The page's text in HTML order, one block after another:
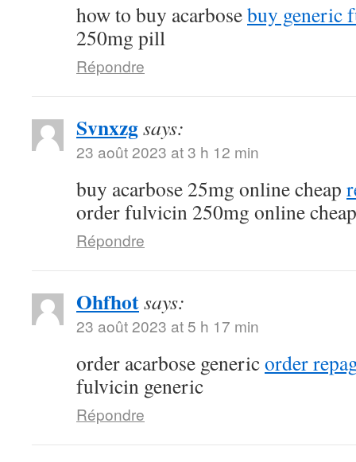
how to buy acarbosebuy generic
250mg pill
Répondre
Svnxzgsays:
23 août 2023 at 3 h 12 min
buy acarbose 25mg online cheap
order fulvicin 250mg online cheap
Répondre
Ohfhotsays:
23 août 2023 at 5 h 17 min
order acarbose genericorder
fulvicin generic
Répondre